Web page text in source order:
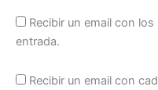
Recibir un email con
entrada.
Recibir un email con